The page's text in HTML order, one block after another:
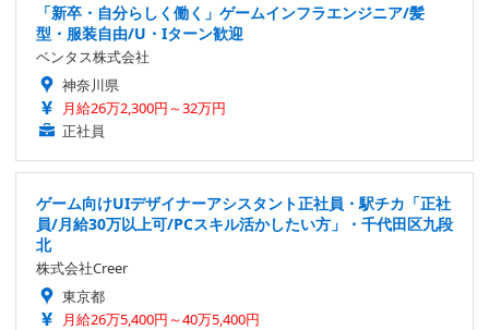
「新卒・自分らしく働く」ゲームインフラエンジニア/髪
型・服装自由/U・Iターン歓迎
ベンタス株式会社
神奈川県
月給26万2,300円～32万円
正社員
ゲーム向けUIデザイナーアシスタント正社員・駅チカ「正社
員/月給30万以上可/PCスキル活かしたい方」・千代田区九段
北
株式会社Creer
東京都
月給26万5,400円～40万5,400円